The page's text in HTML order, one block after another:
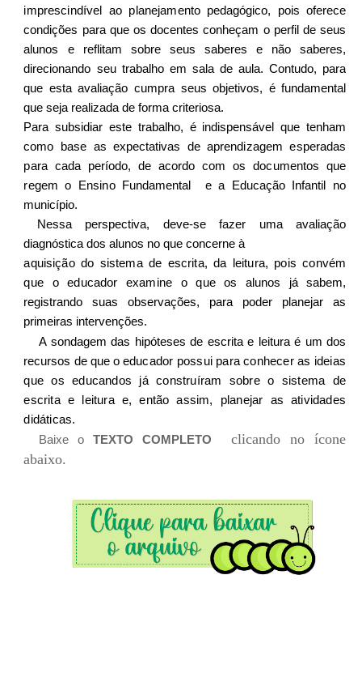
imprescindível ao planejamento pedagógico, pois oferece
condições para que os docentes conheçam o perfil de seus
alunos e reflitam sobre seus saberes e não saberes,
direcionando seu trabalho em sala de aula. Contudo, para
que esta avaliação cumpra seus objetivos, é fundamental
que seja realizada de forma criteriosa.
Para subsidiar este trabalho, é indispensável que tenham
como base as expectativas deaprendizagem esperadas
para cada período, de acordo com os documentos que
regem o Ensino Fundamental
e a Educação Infantil no
município.
Nessa perspectiva, deve-se fazer uma avaliação
diagnóstica dos alunos no que concerne à
aquisição do sistema de escrita, da leitura, pois convém
que o educador examine o queos alunos já sabem,
registrando suas observações, para poder planejar as
primeiras intervenções.
A sondagem das hipóteses de escrita e leitura é um dos
recursos de que o educador possui para conhecer as ideias
que os educandos já construíram sobre o sistema de
escrita e leitura e, então assim, planejar as atividades
didáticas.
Baixe oTEXTO COMPLETO
clicando no ícone
abaixo.